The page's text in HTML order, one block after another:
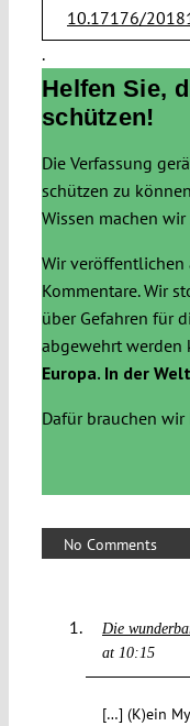
10.17176/
.
Helfen Sie,
schützen!
Die Verfassung
schützen zu
Wissen machen
Wir veröffentlichen
Kommentare. Wir
über Gefahren für
abgewehrt werden
Europa. In der
Dafür brauchen
No Comments
Die
at 10:15
[…] (K)ein